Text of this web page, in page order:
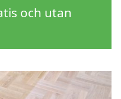
och utan